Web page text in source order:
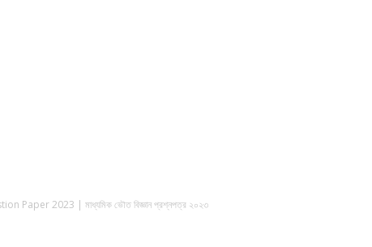
Paper 2023 | মাধ্যমিক ভৌত বিজ্ঞান প্রশ্নপত্র ২০২৩